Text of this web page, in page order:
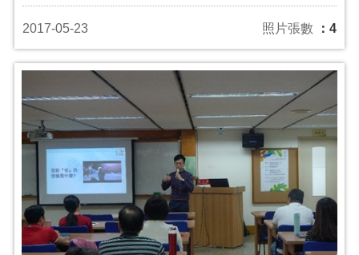
2017-05-23 照片張數 ：4